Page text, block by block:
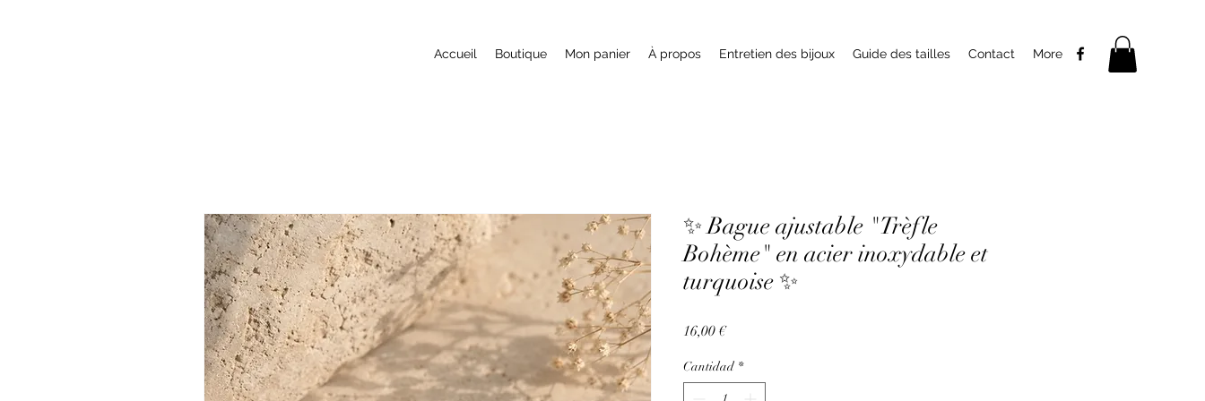
Accueil Boutique Mon panier À propos Entretien des bijoux Guide des tailles Contact More
✨ Bague ajustable "Trèfle
Bohème" en acier inoxydable et
turquoise ✨
16,00 €Precio
Cantidad *